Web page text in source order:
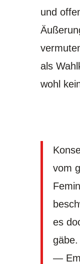
und
als
wohl
vom
es
—